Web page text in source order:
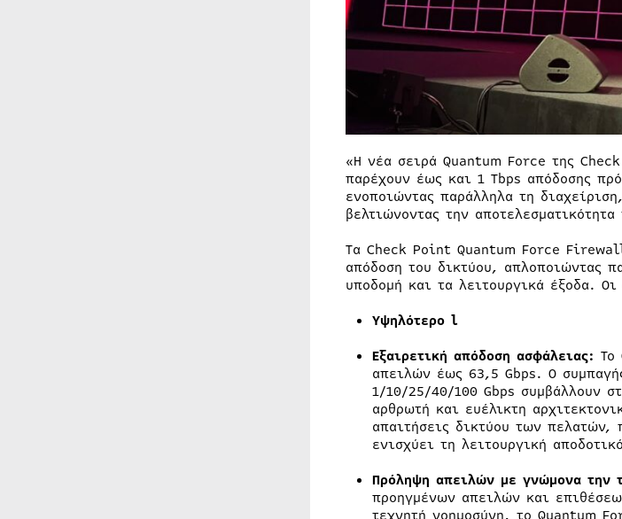
«Η νέα σειρά Quantum Force της
παρέχουν έως και 1 Tbps απόδοσης
ενοποιώντας παράλληλα τη
βελτιώνοντας την
Τα Check Point Quantum Force
απόδοση του δικτύου, απλοποιώντας
υποδομή και τα λειτουργικά έξοδα.
Υψηλότερο l
Εξαιρετική απόδοση ασφάλειας: Το
απειλών έως 63,5 Gbps. Ο
1/10/25/40/100 Gbps συμβάλλουν
αρθρωτή και ευέλικτη
απαιτήσεις δικτύου των πελατών,
ενισχύει τη λειτουργική
Πρόληψη απειλών με γνώμονα την
προηγμένων απειλών και
τεχνητή νοημοσύνη, το Quantum